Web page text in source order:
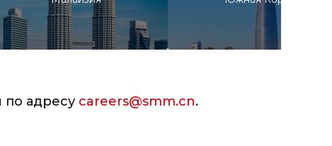
по адресу careers@smm.cn.